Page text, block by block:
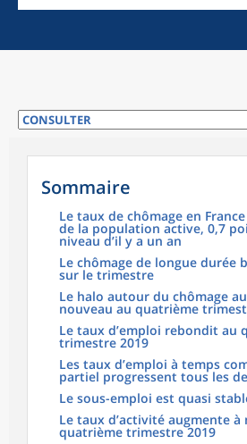
Sommaire
Le taux de chômage en
de la population active, 0,7
niveau d’il y a un an
Le chômage de longue durée
sur le trimestre
Le halo autour du chômage
nouveau au quatrième
Le taux d’emploi rebondit au
trimestre 2019
Les taux d’emploi à temps
partiel progressent tous les
Le sous-emploi est quasi
Le taux d’activité augmente à
quatrième trimestre 2019